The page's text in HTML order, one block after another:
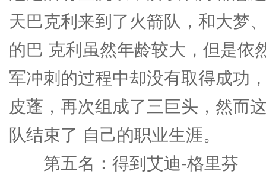
天巴克利来到了火箭队，和大梦
的巴 克利虽然年龄较大，但是依
军冲刺的过程中却没有取得成功
皮蓬，再次组成了三巨头，然而
队结束了 自己的职业生涯。
第五名：得到艾迪-格里芬